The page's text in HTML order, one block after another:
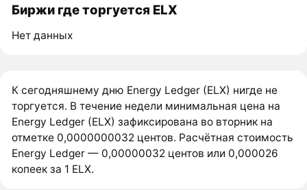
Биржи где торгуется ELX
Нет данных
К сегодняшнему дню Energy Ledger (ELX) нигде не
торгуется. В течение недели минимальная цена на
Energy Ledger (ELX) зафиксирована во вторник на
отметке 0,0000000032 центов. Расчётная стоимость
Energy Ledger — 0,00000032 центов или 0,000026
копеек за 1 ELX.